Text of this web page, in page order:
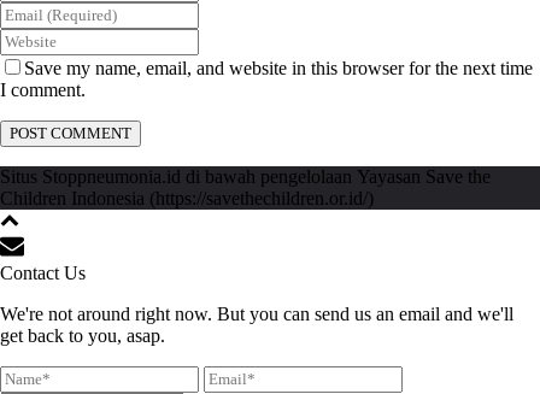
Save my name, email, and website in this browser for the next time
I comment.
Situs Stoppneumonia.id di bawah pengelolaan Yayasan Save the
Children Indonesia (https://savethechildren.or.id/)
Contact Us
We're not around right now. But you can send us an email and we'll
get back to you, asap.